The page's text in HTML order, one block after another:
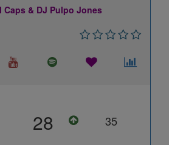
Caps & DJ Pulpo Jones
28 35